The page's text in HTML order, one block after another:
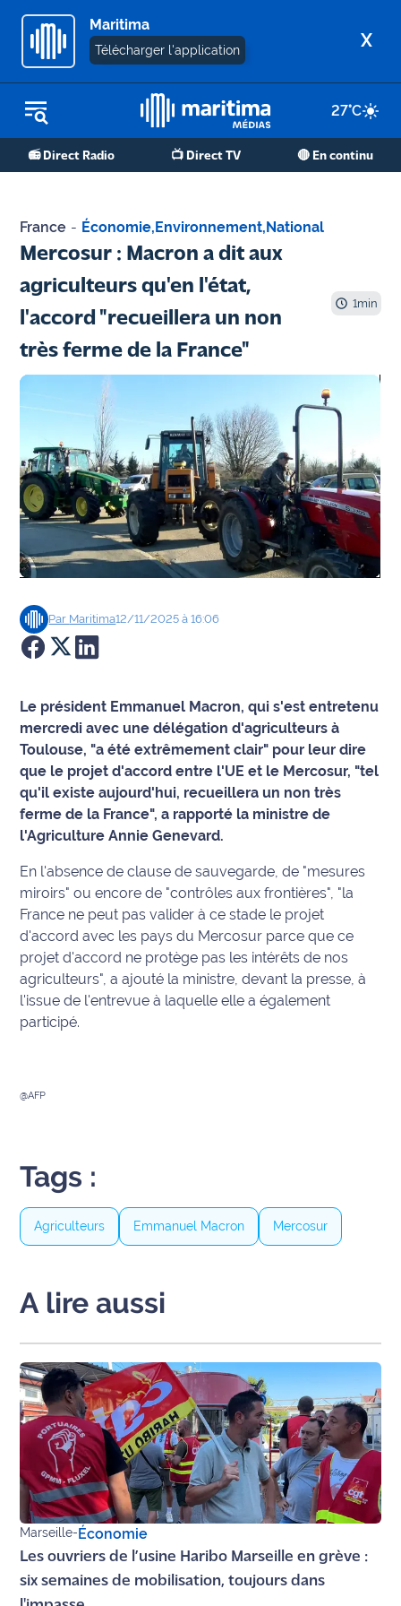
Maritima
Télécharger l'application X
27°C
📻 Direct Radio 📺 Direct TV 🔴 En continu
REPLAY RADIO
REPLAY TV
Martigues
de Berre
Marseille
- Aix
Faits
divers
Société
Culture
Éducation
Emploi
Environnement
Info
Justice
Loisirs
Météo
Politique
Social
National
International
Municipales
Contenus
Partenaires
L'invité(e)
de la
rédaction
Coup de
coeur
Maritima
France - Économie,Environnement,National
Mercosur : Macron a dit aux
agriculteurs qu'en l'état,
l'accord "recueillera un non
très ferme de la France"
1min
Par Maritima12/11/2025 à 16:06
Le président Emmanuel Macron, qui s'est entretenu
mercredi avec une délégation d'agriculteurs à
Toulouse, "a été extrêmement clair" pour leur dire
que le projet d'accord entre l'UE et le Mercosur, "tel
qu'il existe aujourd'hui, recueillera un non très
ferme de la France", a rapporté la ministre de
l'Agriculture Annie Genevard.
En l'absence de clause de sauvegarde, de "mesures
miroirs" ou encore de "contrôles aux frontières", "la
France ne peut pas valider à ce stade le projet
d'accord avec les pays du Mercosur parce que ce
projet d'accord ne protège pas les intérêts de nos
agriculteurs", a ajouté la ministre, devant la presse, à
l'issue de l'entrevue à laquelle elle a également
participé.
@AFP
Tags :
Agriculteurs Emmanuel Macron Mercosur
A lire aussi
Marseille-Économie
Les ouvriers de l’usine Haribo Marseille en grève :
six semaines de mobilisation, toujours dans